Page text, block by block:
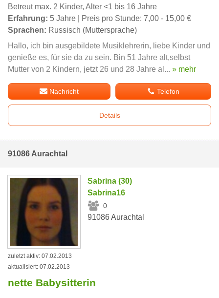
Betreut max. 2 Kinder, Alter <1 bis 16 Jahre
Erfahrung: 5 Jahre | Preis pro Stunde: 7,00 - 15,00 €
Sprachen: Russisch (Muttersprache)
Hallo, ich bin ausgebildete Musiklehrerin, liebe Kinder und
genieße es, für sie da zu sein. Bin 51 Jahre alt,selbst
Mutter von 2 Kindern, jetzt 26 und 28 Jahre al... » mehr
Nachricht Telefon
Details
91086 Aurachtal
Sabrina (30)
Sabrina16
0
91086 Aurachtal
zuletzt aktiv: 07.02.2013
aktualisiert: 07.02.2013
nette Babysitterin